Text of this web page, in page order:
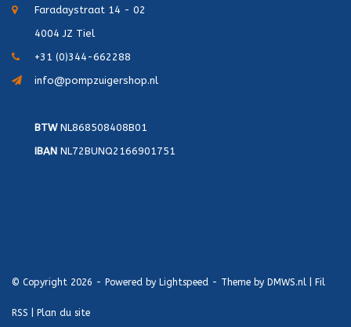
Faradaystraat 14 - 02
4004 JZ Tiel
+31 (0)344-662288
info@pompzuigershop.nl
BTWNL868508408B01
IBAN NL72BUNQ2166901751
© Copyright 2026 - Powered by Lightspeed - Theme by DMWS.nl Fil
RSS Plan du site